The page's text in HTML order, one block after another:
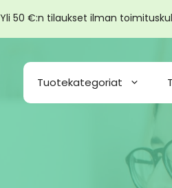
50 €:n tilaukset ilman
Tuotekategoriat